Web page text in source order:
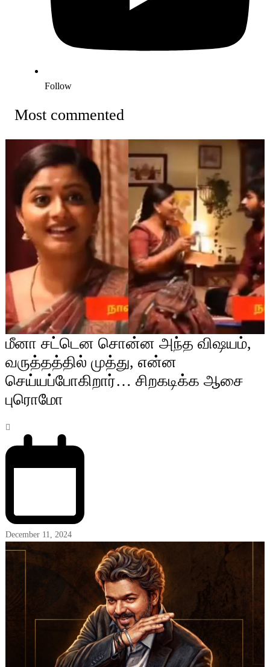
Follow
Most commented
மீனா சட்டென சொன்ன அந்த விஷயம்,
வருத்தத்தில் முத்து, என்ன
செய்யப்போகிறார்… சிறகடிக்க ஆசை
புரொமோ
December 11, 2024